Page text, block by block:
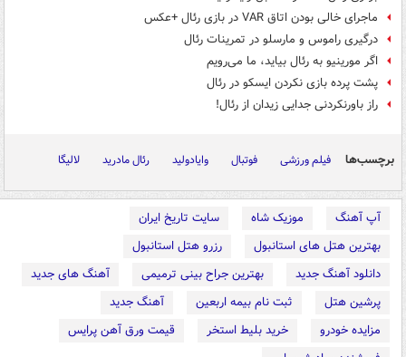
ماجرای خالی بودن اتاق VAR در بازی رئال +عکس
درگیری راموس و مارسلو در تمرینات رئال
اگر مورینیو به رئال بیاید، ما می‌رویم
پشت پرده بازی نکردن ایسکو در رئال
راز باورنکردنی جدایی زیدان از رئال!
برچسب‌ها فیلم ورزشی فوتبال وایادولید رئال مادرید لالیگا
آپ آهنگ موزیک شاه
سایت تاریخ ایران
بهترین هتل های استانبول
رزرو هتل استانبول
دانلود آهنگ جدید
بهترین جراح بینی ترمیمی
آهنگ های جدید
پرشین هتل
ثبت نام بیمه اربعین
آهنگ جدید
مزایده خودرو
خرید بلیط استخر
قیمت ورق آهن پرایس